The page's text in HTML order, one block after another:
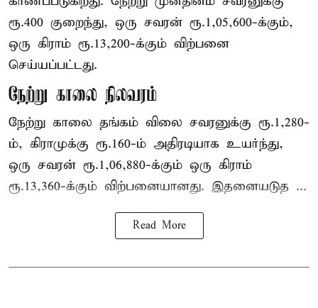
ரூ.400 குறைந்து, ஒரு சவரன் ரூ.1,05,600-க்கும்,
ஒரு கிராம் ரூ.13,200-க்கும் விற்பனை
செய்யப்பட்டது.
நேற்று காலை நிலவரம்
நேற்று காலை தங்கம் விலை சவரனுக்கு ரூ.1,280-
ம், கிராமுக்கு ரூ.160-ம் அதிரடியாக உயர்ந்து,
ஒரு சவரன் ரூ.1,06,880-க்கும் ஒரு கிராம்
ரூ.13,360-க்கும் விற்பனையானது. இதனையடுத ...
Read More